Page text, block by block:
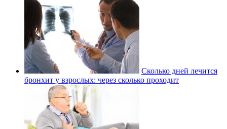
Сколько дней лечится
бронхит у взрослых: через сколько проходит